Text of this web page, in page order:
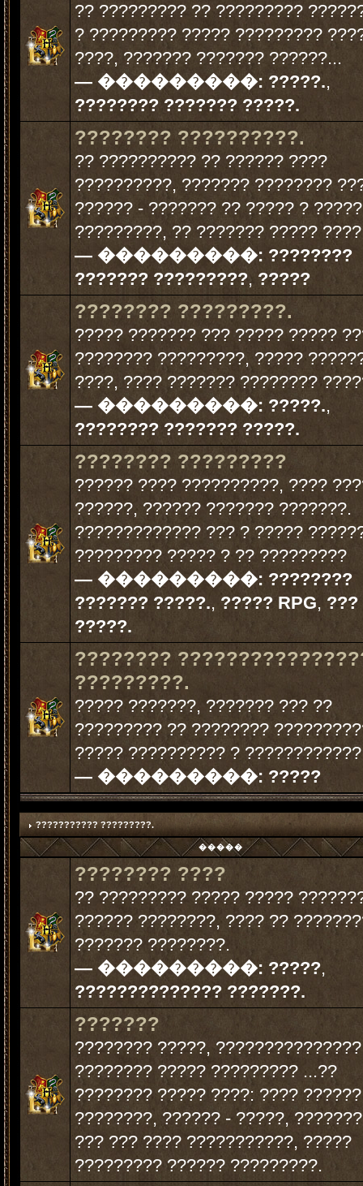
?? ????????? ?? ?????????
? ????????? ????? ?????????
????, ??????? ??????? ??????...
— ���������: ?????.,
???????? ??????? ?????.
???????? ??????????.
?? ?????????? ?? ?????? ????
??????????, ??????? ????????
?????? - ??????? ?? ????? ? ?????
?????????, ?? ??????? ?????
— ���������: ????????
??????? ?????????, ?????
???????? ?????????.
????? ??????? ??? ????? ?????
???????? ?????????, ?????
????, ???? ??????? ????????
— ���������: ?????.,
???????? ??????? ?????.
???????? ?????????
?????? ???? ??????????, ????
??????, ?????? ??????? ???????.
????????????? ??? ? ?????
????????? ????? ? ?? ?????????
— ���������: ????????
??????? ?????., ????? RPG, ???
?????.
????????
?????????.
????? ???????, ??????? ??? ??
????????? ?? ????????
????? ?????????? ?
— ���������: ?????
??????????? ?????????.
�����
???????? ????
?? ????????? ????? ?????
?????? ????????, ???? ??
??????? ????????.
— ���������: ?????,
?????????????? ???????.
???????
???????? ?????,
???????? ????? ????????? ...??
???????? ????? ????: ????
????????, ?????? - ?????,
??? ??? ???? ???????????, ?????
????????? ?????? ?????????.